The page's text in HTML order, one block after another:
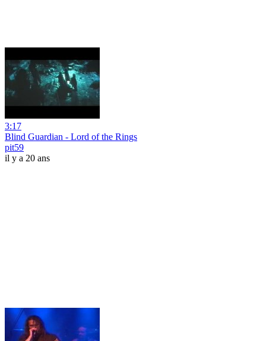
3:17
Blind Guardian - Lord of the Rings
pit59
il y a 20 ans